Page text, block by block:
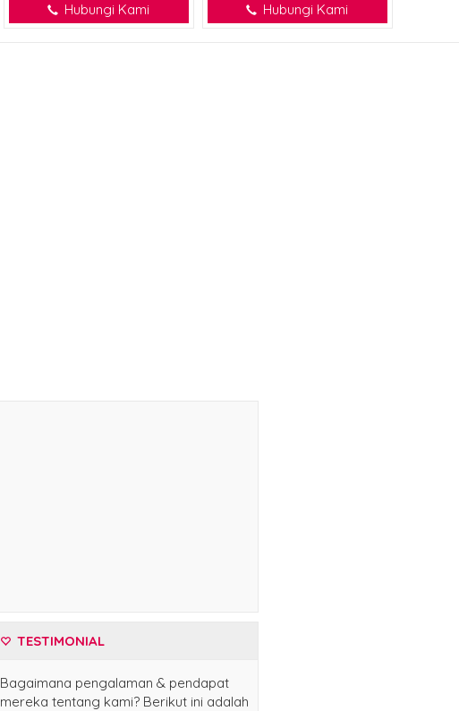
Hubungi Kami Hubungi Kami
TESTIMONIAL
Bagaimana pengalaman & pendapat
mereka tentang kami? Berikut ini adalah